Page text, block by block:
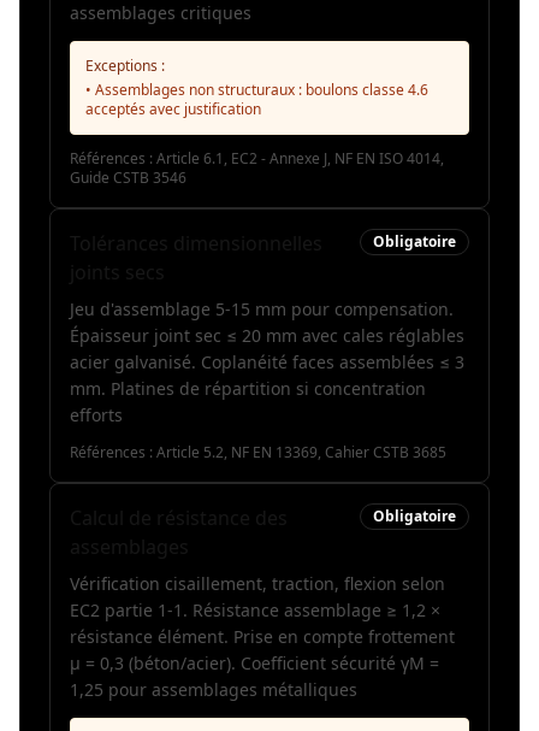
assemblages critiques
Exceptions :
• Assemblages non structuraux : boulons classe 4.6
acceptés avec justification
Références : Article 6.1, EC2 - Annexe J, NF EN ISO 4014,
Guide CSTB 3546
Obligatoire
Jeu d'assemblage 5-15 mm pour compensation.
Épaisseur joint sec ≤ 20 mm avec cales réglables
acier galvanisé. Coplanéité faces assemblées ≤ 3
mm. Platines de répartition si concentration
efforts
Références : Article 5.2, NF EN 13369, Cahier CSTB 3685
Obligatoire
Vérification cisaillement, traction, flexion selon
EC2 partie 1-1. Résistance assemblage ≥ 1,2 ×
résistance élément. Prise en compte frottement
µ = 0,3 (béton/acier). Coefficient sécurité γM =
1,25 pour assemblages métalliques